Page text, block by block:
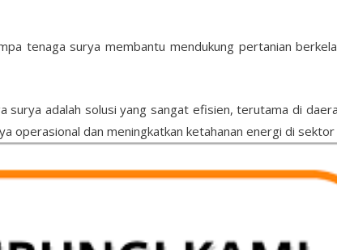
tenaga surya membantu mendukung pertanian
surya adalah solusi yang sangat efisien, terutama di
operasional dan meningkatkan ketahanan energi di sektor